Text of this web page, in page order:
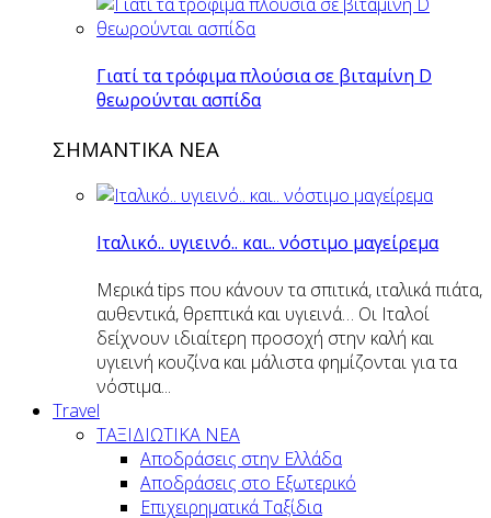
Γιατί τα τρόφιμα πλούσια σε βιταμίνη D
θεωρούνται ασπίδα
ΣΗΜΑΝΤΙΚΑ ΝΕΑ
Ιταλικό.. υγιεινό.. και.. νόστιμο μαγείρεμα
Μερικά tips που κάνουν τα σπιτικά, ιταλικά πιάτα,
αυθεντικά, θρεπτικά και υγιεινά… Οι Ιταλοί
δείχνουν ιδιαίτερη προσοχή στην καλή και
υγιεινή κουζίνα και μάλιστα φημίζονται για τα
νόστιμα...
Travel
ΤΑΞΙΔΙΩΤΙΚΑ ΝΕΑ
Αποδράσεις στην Ελλάδα
Αποδράσεις στο Εξωτερικό
Επιχειρηματικά Ταξίδια